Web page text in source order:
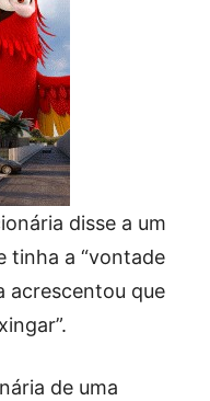
disse a um
tinha a “vontade
acrescentou que
de uma